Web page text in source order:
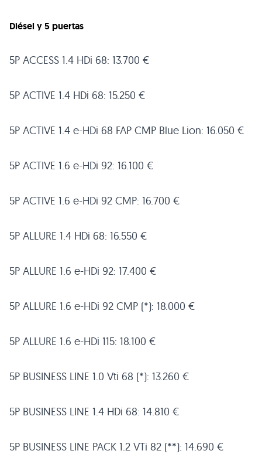
Diésel y 5 puertas
5P ACCESS 1 .4 HDi 68: 13.700 €
5P ACTIVE 1 .4 HDi 68: 15.250 €
5P ACTIVE 1 .4 e-HDi 68 FAP CMP Blue Lion: 16.050 €
5P ACTIVE 1 .6 e-HDi 92: 16.100 €
5P ACTIVE 1 .6 e-HDi 92 CMP: 16.700 €
5P ALLURE 1 .4 HDi 68: 16.550 €
5P ALLURE 1 .6 e-HDi 92: 17.400 €
5P ALLURE 1 .6 e-HDi 92 CMP (*): 18.000 €
5P ALLURE 1 .6 e-HDi 115: 18.100 €
5P BUSINESS LINE 1 .0 Vti 68 (*): 13.260 €
5P BUSINESS LINE 1 .4 HDi 68: 14.810 €
5P BUSINESS LINE PACK 1 .2 VTi 82 (**): 14.690 €